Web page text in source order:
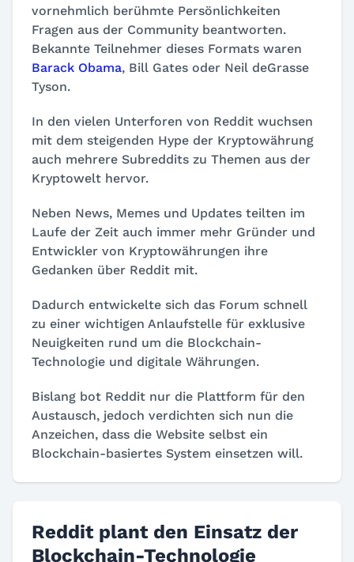
vornehmlich berühmte Persönlichkeiten
Fragen aus der Community beantworten.
Bekannte Teilnehmer dieses Formats waren
Barack Obama, Bill Gates oder Neil deGrasse
Tyson.
In den vielen Unterforen von Reddit wuchsen
mit dem steigenden Hype der Kryptowährung
auch mehrere Subreddits zu Themen aus der
Kryptowelt hervor.
Neben News, Memes und Updates teilten im
Laufe der Zeit auch immer mehr Gründer und
Entwickler von Kryptowährungen ihre
Gedanken über Reddit mit.
Dadurch entwickelte sich das Forum schnell
zu einer wichtigen Anlaufstelle für exklusive
Neuigkeiten rund um die Blockchain-
Technologie und digitale Währungen.
Bislang bot Reddit nur die Plattform für den
Austausch, jedoch verdichten sich nun die
Anzeichen, dass die Website selbst ein
Blockchain-basiertes System einsetzen will.
Reddit plant den Einsatz der
Blockchain-Technologie